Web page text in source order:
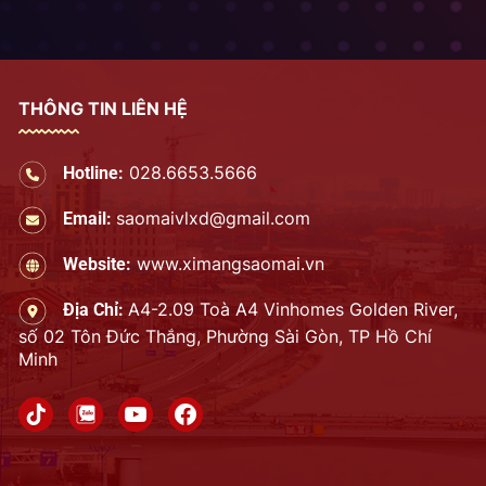
THÔNG TIN LIÊN HỆ
Hotline: 028.6653.5666
Email: saomaivlxd@gmail.com
Website: www.ximangsaomai.vn
Địa Chỉ:A4-2.09 Toà A4 Vinhomes Golden River,
số 02 Tôn Đức Thắng, Phường Sài Gòn, TP Hồ Chí
Minh